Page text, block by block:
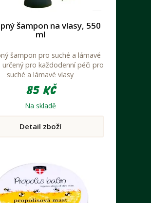
šampon na vlasy, 550
ml
šampon pro suché a lámavé
určený pro každodenní péči pro
suché a lámavé vlasy
85 Kč
Na skladě
Detail zboží